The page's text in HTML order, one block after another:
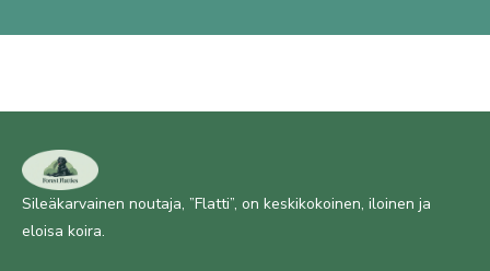
Sileäkarvainen noutaja, ”Flatti”, on keskikokoinen, iloinen ja
eloisa koira.